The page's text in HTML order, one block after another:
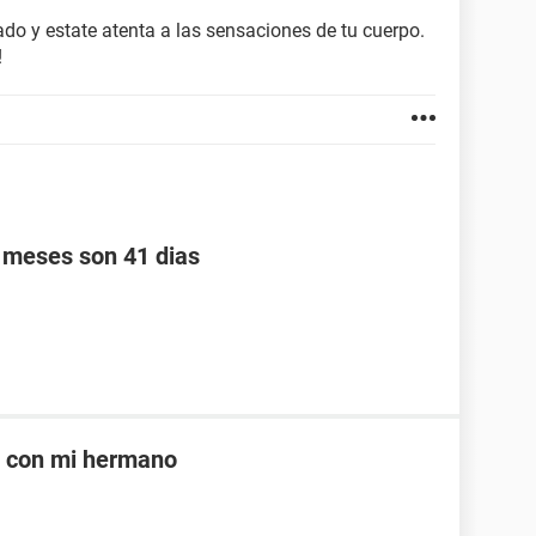
y estate atenta a las sensaciones de tu cuerpo.
son 41 dias
con mi hermano